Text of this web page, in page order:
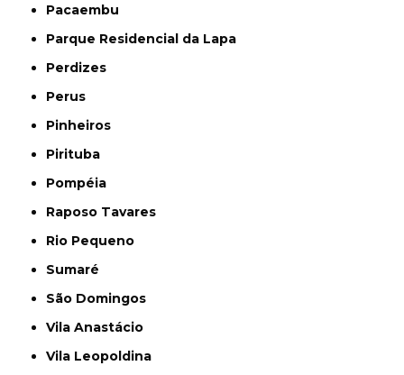
Pacaembu
Parque Residencial da Lapa
Perdizes
Perus
Pinheiros
Pirituba
Pompéia
Raposo Tavares
Rio Pequeno
Sumaré
São Domingos
Vila Anastácio
Vila Leopoldina